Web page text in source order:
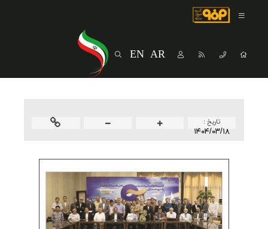
AR
EN
مسیر ماندگار
پروژه های سرمایه گذاری
پایداری
تاريخ :
۱۴۰۴/۰۳/۱۸